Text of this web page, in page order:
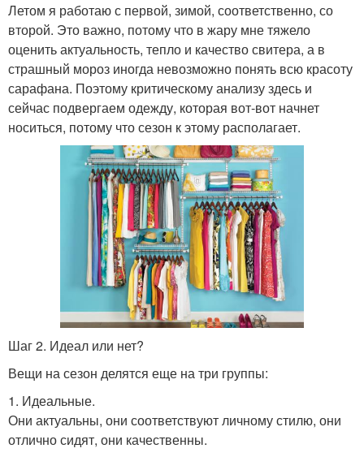
Летом я работаю с первой, зимой, соответственно, со
второй. Это важно, потому что в жару мне тяжело
оценить актуальность, тепло и качество свитера, а в
страшный мороз иногда невозможно понять всю красоту
сарафана. Поэтому критическому анализу здесь и
сейчас подвергаем одежду, которая вот-вот начнет
носиться, потому что сезон к этому располагает.
Шаг 2. Идеал или нет?
Вещи на сезон делятся еще на три группы:
1. Идеальные.
Они актуальны, они соответствуют личному стилю, они
отлично сидят, они качественны.